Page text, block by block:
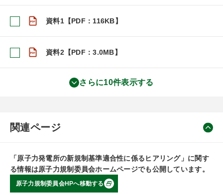
資料1【PDF：116KB】
資料2【PDF：3.0MB】
さらに10件表示する
関連ページ
「原子力発電所の新規制基準適合性に係るヒアリング」に関す
る情報は原子力規制委員会ホームページでも公開しています。
原子力規制委員会HPへ移動する